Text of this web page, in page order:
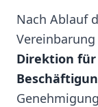
Nach Ablauf
Vereinbarung
Direktion